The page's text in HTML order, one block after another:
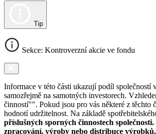
Tip
Sekce: Kontroverzní akcie ve fondu
Informace v této části ukazují podíl
samozřejmě na samotných investorech.
činností"". Pokud jsou pro vás některé z těchto
hodnotí udržitelnost. Na základě
příslušných sporných činnostech
zpracování, výroby nebo distribuce výrobků.